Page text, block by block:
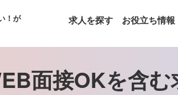
！が
求人を探す お役立ち情報
面接OKを含む